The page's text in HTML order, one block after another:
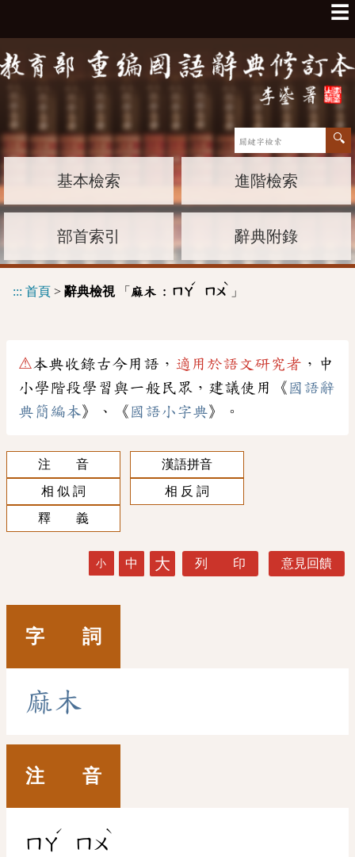
☰
基本檢索 進階檢索
部首索引 辭典附錄
::: 首頁 > 辭典檢視「 麻木 : ㄇㄚ
ˊ
ㄇㄨ
ˋ
」
⚠本典收錄古今用語， 適用於語文研究者 ，中
小學階段學習與一般民眾，建議使用《 國語辭
典簡編本》、《 國語小字典》。
注 音
漢語拼音
相 似 詞
相 反 詞
釋 義
小 中 大 列 印 意見回饋
字 詞
麻木
注 音
ㄇㄚ
ˊ
ㄇㄨ
ˋ